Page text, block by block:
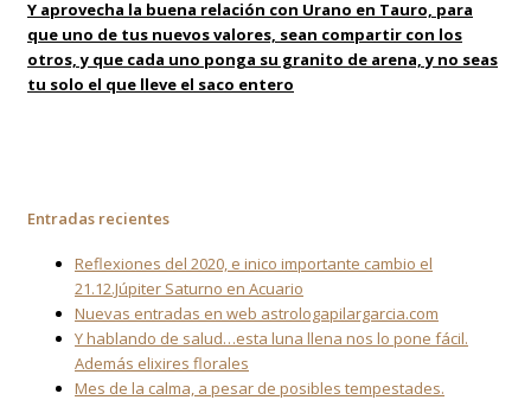
Y aprovecha la buena relación con Urano en Tauro, para
que uno de tus nuevos valores, sean compartir con los
otros, y que cada uno ponga su granito de arena, y no seas
tu solo el que lleve el saco entero
Entradas recientes
Reflexiones del 2020, e inico importante cambio el
21.12.Júpiter Saturno en Acuario
Nuevas entradas en web astrologapilargarcia.com
Y hablando de salud…esta luna llena nos lo pone fácil.
Además elixires florales
Mes de la calma, a pesar de posibles tempestades.